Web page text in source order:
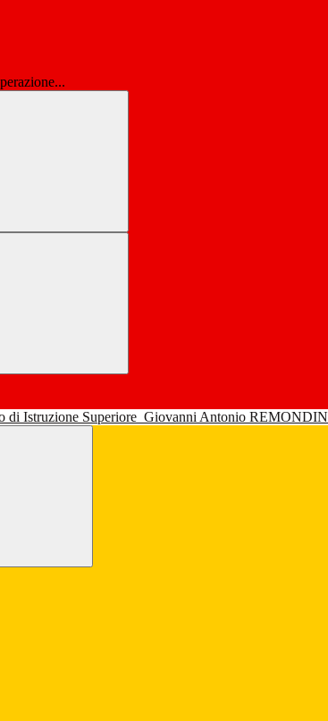
di Istruzione Superiore Giovanni Antonio